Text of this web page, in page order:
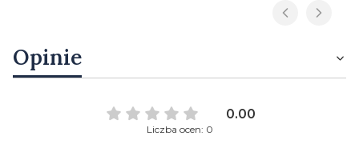
Opinie
0.00
Liczba ocen: 0